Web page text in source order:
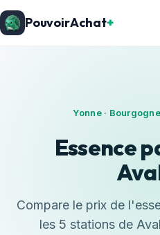
PouvoirAchat+
Yonne ·
Essence
Compare le prix de
les 5 stations de